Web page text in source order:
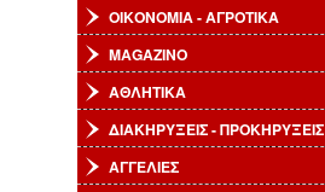
ΟΙΚΟΝΟΜΙΑ - ΑΓΡΟΤΙΚΑ
MAGAZINO
ΑΘΛΗΤΙΚΑ
ΔΙΑΚΗΡΥΞΕΙΣ - ΠΡΟΚΗΡΥΞΕΙΣ
ΑΓΓΕΛΙΕΣ